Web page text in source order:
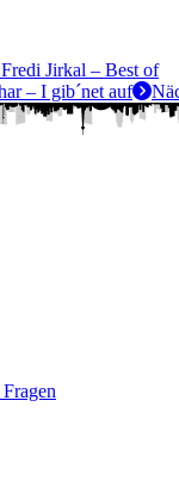
Jirkal – Best of
– I gib´net auf